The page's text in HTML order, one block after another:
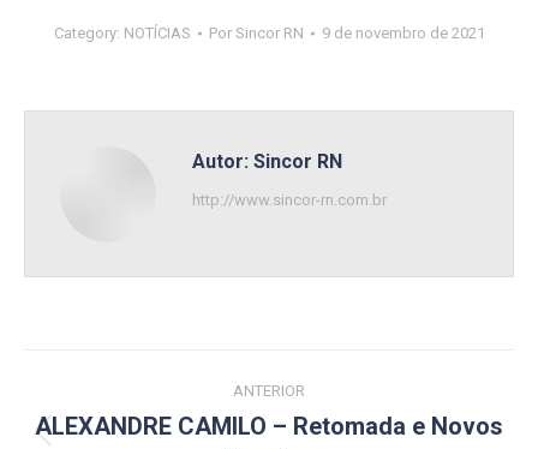
Category: NOTÍCIAS Por Sincor RN 9 de novembro de 2021
Autor: Sincor RN
http://www.sincor-rn.com.br
de
ANTERIOR
ALEXANDRE CAMILO – Retomada e Novos